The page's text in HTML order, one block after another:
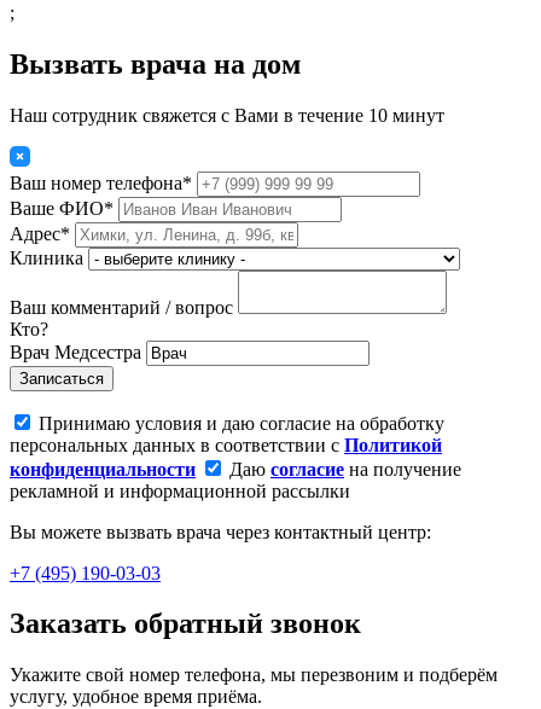
;
Вызвать врача на дом
Наш сотрудник свяжется с Вами в течение 10 минут
Ваш номер телефона*
Ваше ФИО*
Адрес*
Клиника
Ваш комментарий / вопрос
Кто?
Врач Медсестра
Записаться
Принимаю условия и даю согласие на обработку
персональных данных в соответствии с Политикой
конфиденциальности
Даю согласие на получение
рекламной и информационной рассылки
Вы можете вызвать врача через контактный центр:
+7 (495) 190-03-03
Заказать обратный звонок
Укажите свой номер телефона, мы перезвоним и подберём
услугу, удобное время приёма.